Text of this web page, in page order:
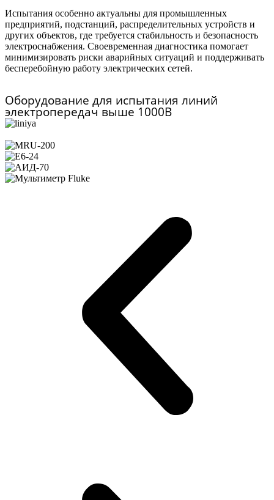
Испытания особенно актуальны для промышленных
предприятий, подстанций, распределительных устройств и
других объектов, где требуется стабильность и безопасность
электроснабжения. Своевременная диагностика помогает
минимизировать риски аварийных ситуаций и поддерживать
бесперебойную работу электрических сетей.
Оборудование для испытания линий
электропередач выше 1000В